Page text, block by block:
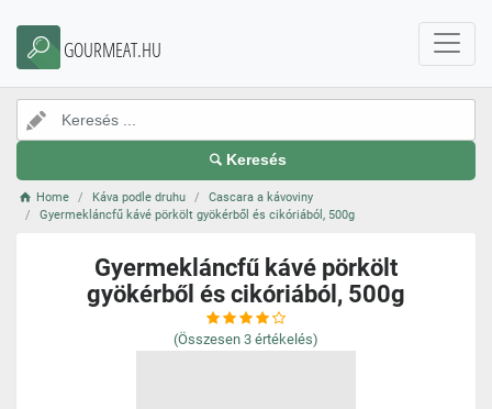
GOURMEAT.HU
Keresés
Home Káva podle druhu
Cascara a kávoviny
Gyermekláncfű kávé pörkölt gyökérből és cikóriából, 500g
Gyermekláncfű kávé pörkölt
gyökérből és cikóriából, 500g
(Összesen 3 értékelés)